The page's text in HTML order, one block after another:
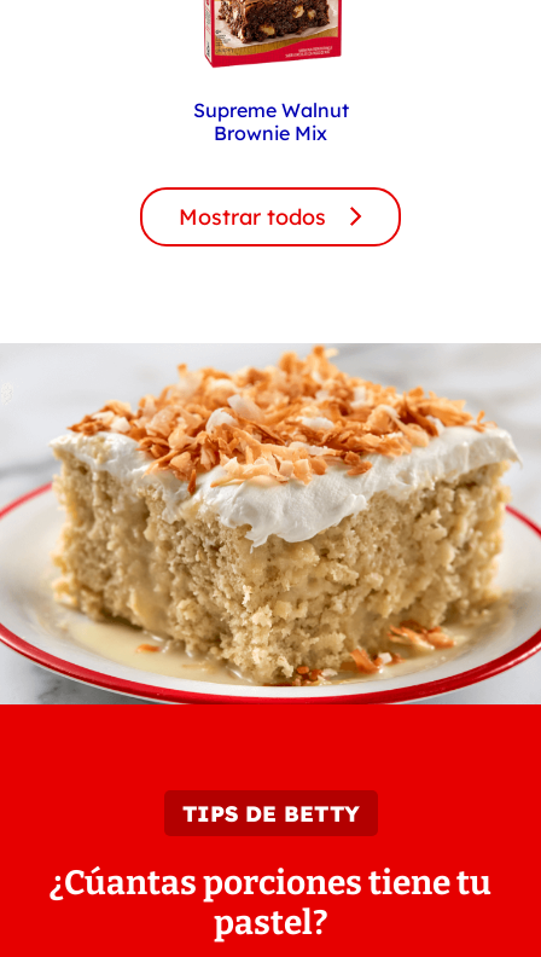
Supreme Walnut
Brownie Mix
Mostrar todos
TIPS DE BETTY
¿Cúantas porciones tiene tu
pastel?